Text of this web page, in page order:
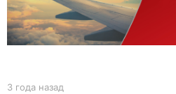
а
н
а
а
b
3 года назад